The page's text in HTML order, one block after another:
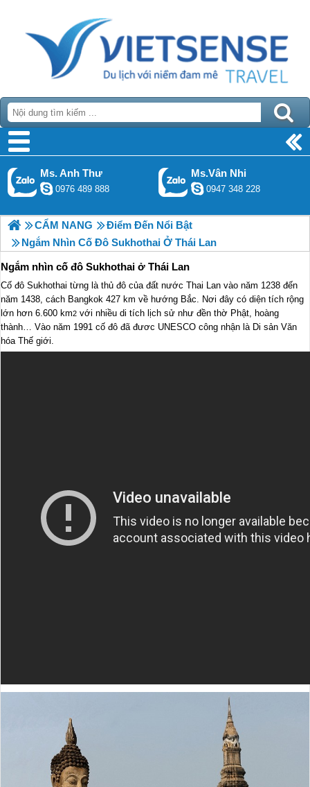
Ms. Anh Thư
0976 489 888
Ms.Vân Nhi
0947 348 228
CẨM NANG
Điểm Đến Nổi Bật
Ngắm Nhìn Cố Đô Sukhothai Ở Thái Lan
Ngắm nhìn cố đô Sukhothai ở Thái Lan
Cố đô Sukhothai từng là thủ đô của đất nước Thai Lan vào năm 1238 đến
năm 1438, cách Bangkok 427 km về hướng Bắc. Nơi đây có diện tích rộng
lớn hơn 6.600 km2 với nhiều di tích lịch sử như đền thờ Phật, hoàng
thành… Vào năm 1991 cố đô đã đươc UNESCO công nhận là Di sản Văn
hóa Thế giới.